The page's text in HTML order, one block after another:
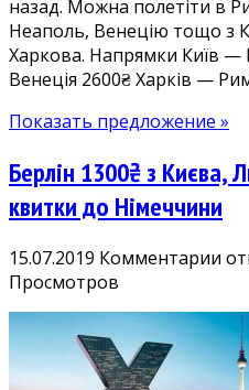
у
назад. Можна полетіти в
Неаполь, Венецію тощо з
Харкова. Напрямки Київ
Венеція 2600₴ Харків —
Показать предложение »
Берлін 1300₴ з Києва,
квитки до Німеччини
15.07.2019 Комментарии к
з
Просмотров